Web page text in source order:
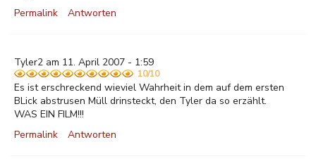
Permalink
Antworten
Tyler2 am 11. April 2007 - 1:59
10/10
Es ist erschreckend wieviel Wahrheit in dem auf dem ersten
BLick abstrusen Müll drinsteckt, den Tyler da so erzählt.
WAS EIN FILM!!!
Permalink
Antworten